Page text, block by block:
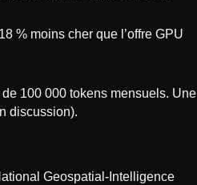
% moins cher que l’offre GPU
100 000 tokens mensuels. Une
discussion).
Geospatial-Intelligence